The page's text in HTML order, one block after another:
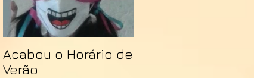
Acabou o Horário de
Verão